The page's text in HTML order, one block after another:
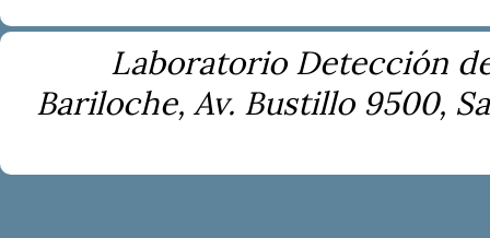
Laboratorio Detección
Bariloche, Av. Bustillo 9500,